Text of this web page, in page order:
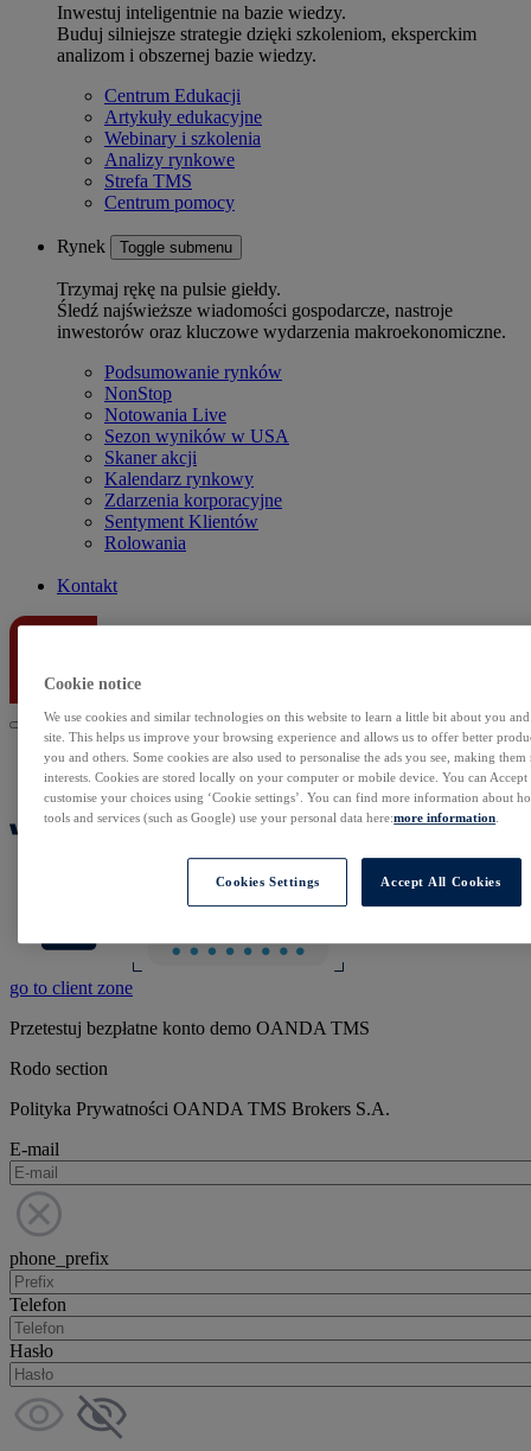
Inwestuj inteligentnie na bazie wiedzy.
Buduj silniejsze strategie dzięki szkoleniom, eksperckim
analizom i obszernej bazie wiedzy.
Centrum Edukacji
Artykuły edukacyjne
Webinary i szkolenia
Analizy rynkowe
Strefa TMS
Centrum pomocy
Rynek Toggle submenu
Trzymaj rękę na pulsie giełdy.
Śledź najświeższe wiadomości gospodarcze, nastroje
inwestorów oraz kluczowe wydarzenia makroekonomiczne.
Podsumowanie rynków
NonStop
Notowania Live
Sezon wyników w USA
Skaner akcji
Kalendarz rynkowy
Zdarzenia korporacyjne
Sentyment Klientów
Rolowania
Kontakt
go to client zone
Przetestuj bezpłatne konto demo OANDA TMS
Rodo section
Polityka Prywatności OANDA TMS Brokers S.A.
E-mail
phone_prefix
Telefon
Hasło
Cookie notice
We use cookies and similar technologies on this website to learn a little bit about you
site. This helps us improve your browsing experience and allows us to offer better
you and others. Some cookies are also used to personalise the ads you see, making
interests. Cookies are stored locally on your computer or mobile device. You can
customise your choices using ‘Cookie settings’. You can find more information about
tools and services (such as Google) use your personal data here:more information
Cookies Settings Accept All Cookies